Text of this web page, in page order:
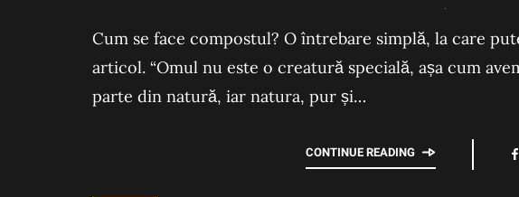
Cum se face compostul? O întrebare simplă, la care
articol. “Omul nu este o creatură specială, așa cum
parte din natură, iar natura, pur și…
CONTINUE READING